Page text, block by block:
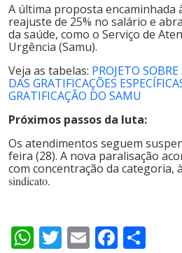
A última proposta encaminhada
reajuste de 25% no salário e
da saúde, como o Serviço de
Urgência (Samu).
Veja as tabelas: PROJETO
DAS GRATIFICAÇÕES
GRATIFICAÇÃO DO SAMU
Próximos passos da luta:
Os atendimentos seguem
feira (28). A nova paralisação
com concentração da categoria,
sindicato.
WhatsApp
Twitter
Email